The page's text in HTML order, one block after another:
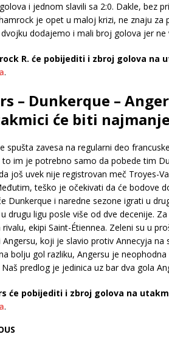
i jednom slavili sa 2:0. Dakle, bez
je opet u maloj krizi, ne znaju
dodajemo i mali broj golova jer ne
R. će pobijediti i zbroj golova na
.
– Dunkerque –
će biti najmanje
spušta zavesa na regularni deo
to im je potrebno samo da pobede tim
još uvek nije registrovan meč Troyes-
teško je očekivati da će bodove
Dunkerque i naredne sezone igrati u
drugu ligu posle više od dve decenije.
ekipi Saint-Étiennea. Zeleni su u
koji je slavio protiv Annecyja
bolju gol razliku, Angersu je
predlog je jedinica uz bar dva gola
će pobijediti i zbroj golova na
.